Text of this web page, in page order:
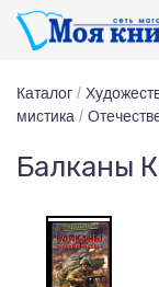
Каталог /
мистика /
Балканы